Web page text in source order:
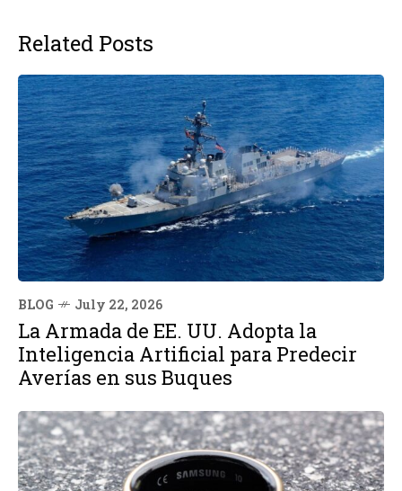
Related Posts
BLOG July 22, 2026
La Armada de EE. UU. Adopta la
Inteligencia Artificial para Predecir
Averías en sus Buques